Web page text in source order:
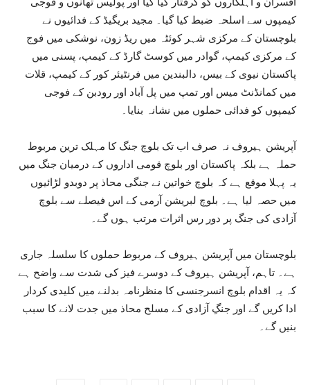
کیمپوں سے اسلحہ ضبط کیا گیا۔ مجید بریگیڈ کے فدائیوں نے
بلوچستان کے مرکزی شہر کوئٹہ میں ریڈ زون، نوشکی میں فوج
کے مرکزی کیمپ، گوادر میں کوسٹ گارڈ کے کیمپ، پسنی میں
پاکستان نیوی کے بیس، دالبندین میں فرنٹیئر کور کے کیمپ، قلات
میں کمانڈنٹ میس اور تمپ میں پل آباد اور رودبن کے فوجی
کیمپوں کو فدائی حملوں میں نشانہ بنایا۔
آپریشن ہیروف نہ صرف اب تک بلوچ جنگ کا مہلک ترین مربوط
حملہ ہے بلکہ پاکستان اور بلوچ قومی اداروں کے درمیان جنگ میں
یہ پہلا موقع ہے کہ بلوچ خواتین نے جنگی محاذ پر دوبدو لڑائیوں
میں حصہ لیا ہے۔ بلوچ لبریشن آرمی کے اس فیصلے سے بلوچ
آزادی کی جنگ پر دور رس اثرات مرتب ہوں گے۔
بلوچستان میں آپریشن ہیروف کے مربوط حملوں کا سلسلہ جاری
ہے۔ تاہم، آپریشن ہیروف کے دوسرے فیز کی شدت سے واضح ہے
کہ یہ اقدام بلوچ انسرجنسی کا منظرنامہ بدلنے میں کلیدی کردار
ادا کریں گے اور جنگِ آزادی کے مسلح محاذ میں جدت لانے کا سبب
بنیں گے۔